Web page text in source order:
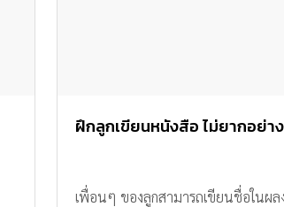
ฝึกลูกเขียนหนังสือ ไม่ยากอย่า
เพื่อนๆ ของลูกสามารถเขียนชื่อในผ